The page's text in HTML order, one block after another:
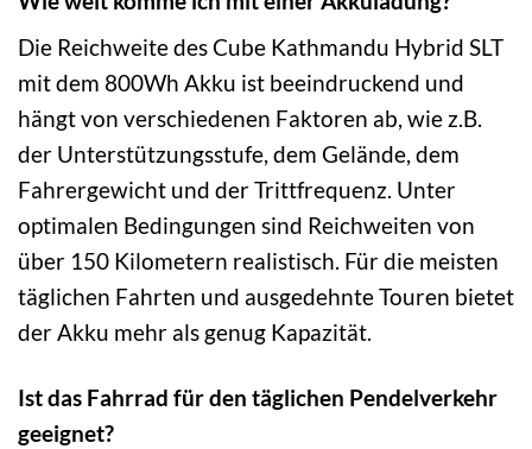
Die Reichweite des Cube Kathmandu Hybrid SLT
mit dem 800Wh Akku ist beeindruckend und
hängt von verschiedenen Faktoren ab, wie z.B.
der Unterstützungsstufe, dem Gelände, dem
Fahrergewicht und der Trittfrequenz. Unter
optimalen Bedingungen sind Reichweiten von
über 150 Kilometern realistisch. Für die meisten
täglichen Fahrten und ausgedehnte Touren bietet
der Akku mehr als genug Kapazität.
Ist das Fahrrad für den täglichen Pendelverkehr
geeignet?